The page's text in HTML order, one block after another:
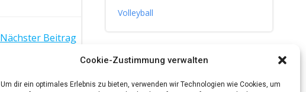
Cookie-Zustimmung verwalten
Um dir ein optimales Erlebnis zu bieten, verwenden wir Technologien wie Cookies, um
Nächster Beitrag
Volleyball